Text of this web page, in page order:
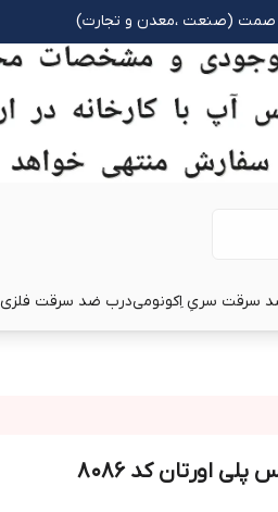
صمت (صنعت ،معدن و تجارت)
سرقت سریِ اِکونومیدرب ضد سرقت فلزی
اورتان کد ۸۰۸۶